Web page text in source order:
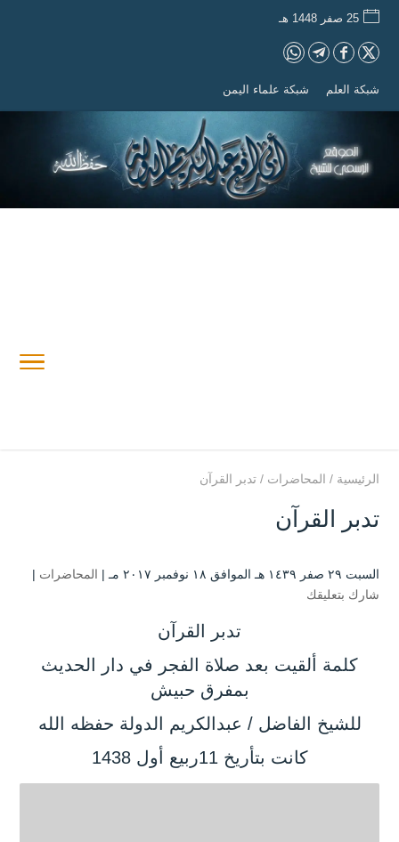
25 صفر 1448 هـ
شبكة العلم شبكة علماء اليمن
الرئيسية / المحاضرات / تدبر القرآن
تدبر القرآن
السبت ۲۹ صفر ۱٤۳۹ هـ الموافق ۱۸ نوفمبر ۲۰۱۷ مـ | المحاضرات |
شارك بتعليقك
تدبر القرآن
كلمة ألقيت بعد صلاة الفجر في دار الحديث
بمفرق حبيش
للشيخ الفاضل / عبدالكريم الدولة حفظه الله
كانت بتأريخ 11ربيع أول 1438